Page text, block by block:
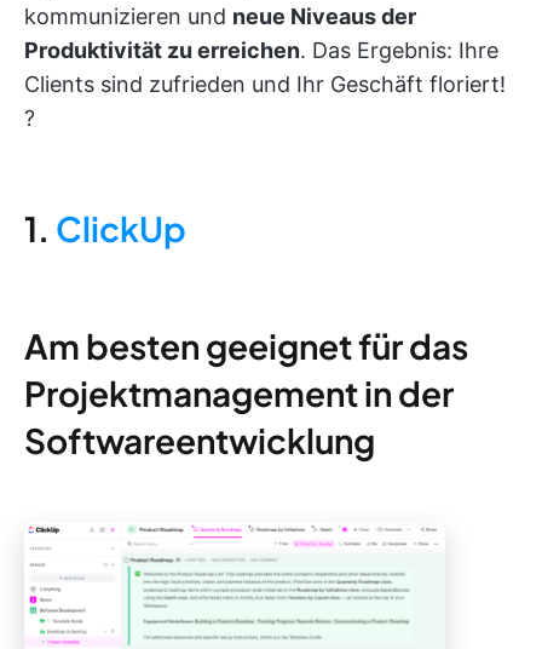
kommunizieren und neue Niveaus der
Produktivität zu erreichen. Das Ergebnis: Ihre
Clients sind zufrieden und Ihr Geschäft floriert!
?
1. ClickUp
Am besten geeignet für das
Projektmanagement in der
Softwareentwicklung